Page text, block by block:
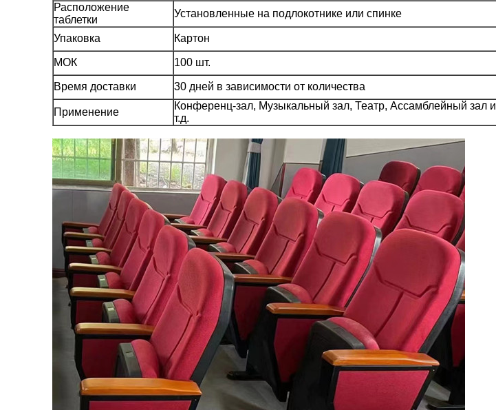
Расположение
таблетки
Установленные на подлокотнике или спинке
Упаковка Картон
МОК 100 шт.
Время доставки 30 дней в зависимости от количества
Применение
Конференц-зал, Музыкальный зал, Театр, Ассамблейный зал и
т.д.